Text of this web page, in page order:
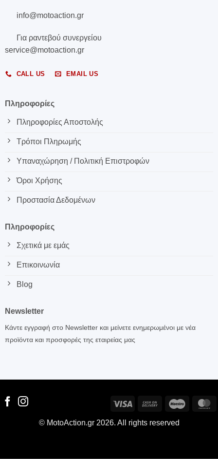
info@motoaction.gr
Για ραντεβού συνεργείου
service@motoaction.gr
CALL US EMAIL US
Πληροφορίες
Πληροφορίες Αποστολής
Τρόποι Πληρωμής
Υπαναχώρηση / Πολιτική Επιστροφών
Όροι Χρήσης
Προστασία Δεδομένων
Πληροφορίες
Σχετικά με εμάς
Επικοινωνία
Blog
Newsletter
Κάντε εγγραφή στο Newsletter και μείνετε ενημερωμένοι με νέα
προϊόντα και προσφορές της εταιρείας μας
© MotoAction.gr 2026. All rights reserved
Visa
Cash
Delivery
Maestro